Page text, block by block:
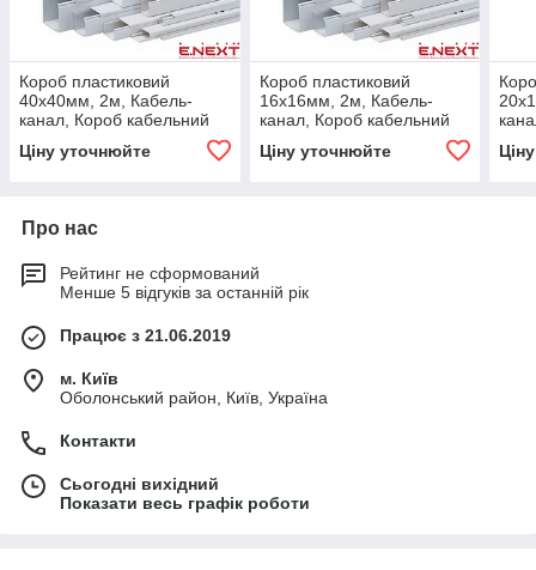
Короб пластиковий
40х40мм, 2м, Кабель-
канал, Короб кабельний
канал магістральний
Ціну уточнюйте
Короб пластиковий
16х16мм, 2м, Кабель-
канал, Короб кабельний
канал магістральний
Ціну уточнюйте
Про нас
Рейтинг не сформований
Менше 5 відгуків за останній рік
Працює з 21.06.2019
м. Київ
Оболонський район, Київ, Україна
Контакти
Сьогодні вихідний
Показати весь графік роботи